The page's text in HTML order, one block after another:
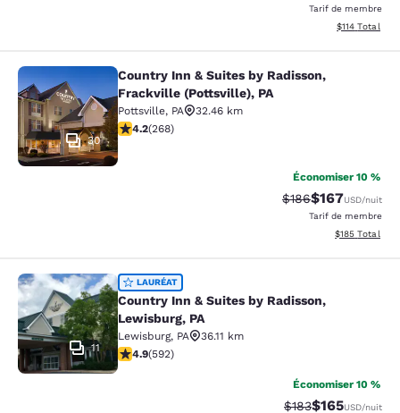
Tarif de membre
Afficher les
$114 Total
Country Inn & Suites by Radisson,
30
Country Inn & Suites by Radisson,
Frackville (Pottsville), PA
Pottsville, PA
32.46 km
4.24 étoiles. Excellent. 268 commentaires
4.2(268)
Économiser 10 %
Tarif barré :
$186Tarif réduit :
$167USD/nuit
Tarif de membre
Afficher les
$185 Total
Country Inn & Suites by Radisson,
11
LAURÉAT
Country Inn & Suites by Radisson,
Lewisburg, PA
Lewisburg, PA
36.11 km
4.94 étoiles. Exceptionnel. 592 commentaires
4.9(592)
Économiser 10 %
Tarif barré :
$183Tarif réduit :
$165USD/nuit